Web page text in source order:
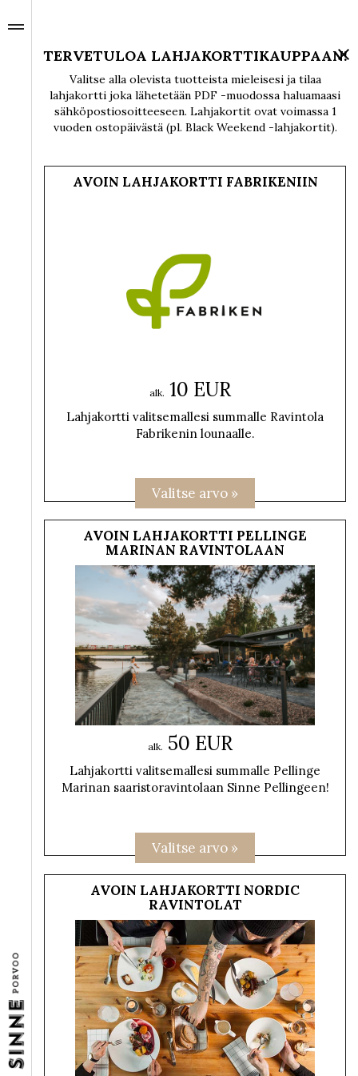
TERVETULOA LAHJAKORTTIKAUPPAAN!
Valitse alla olevista tuotteista mieleisesi ja tilaa
lahjakortti joka lähetetään PDF -muodossa haluamaasi
sähköpostiosoitteeseen. Lahjakortit ovat voimassa 1
vuoden ostopäivästä (pl. Black Weekend -lahjakortit).
AVOIN LAHJAKORTTI FABRIKENIIN
alk. 10 EUR
Lahjakortti valitsemallesi summalle Ravintola
Fabrikenin lounaalle.
AVOIN LAHJAKORTTI PELLINGE
MARINAN RAVINTOLAAN
alk. 50 EUR
Lahjakortti valitsemallesi summalle Pellinge
Marinan saaristoravintolaan Sinne Pellingeen!
AVOIN LAHJAKORTTI NORDIC
RAVINTOLAT